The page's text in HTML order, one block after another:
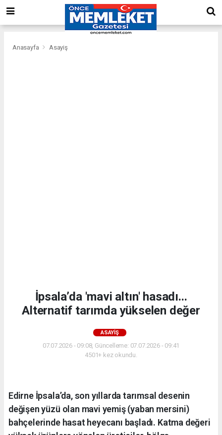
Anasayfa Asayiş
İpsala’da 'mavi altın' hasadı...
Alternatif tarımda yükselen değer
ASAYIŞ
07.07.2026 - 09:08, Güncelleme: 07.07.2026 - 09:41
4501+ kez okundu.
Edirne İpsala’da, son yıllarda tarımsal desenin
değişen yüzü olan mavi yemiş (yaban mersini)
bahçelerinde hasat heyecanı başladı. Katma değeri